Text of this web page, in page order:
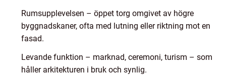
Rumsupplevelsen – öppet torg omgivet av högre
byggnadskaner, ofta med lutning eller riktning mot en
fasad.
Levande funktion – marknad, ceremoni, turism – som
håller arkitekturen i bruk och synlig.